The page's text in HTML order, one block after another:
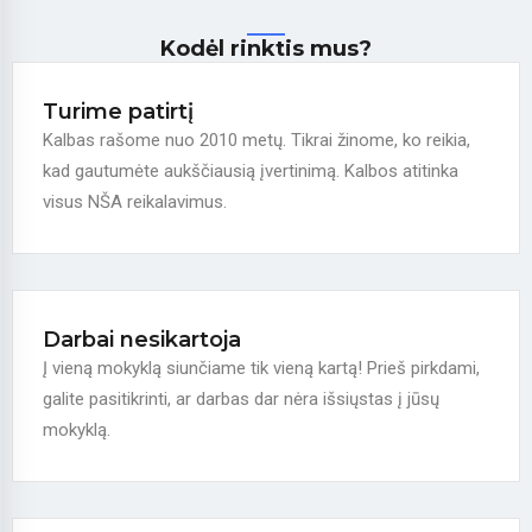
Kodėl rinktis mus?
Turime patirtį
Kalbas rašome nuo 2010 metų. Tikrai žinome, ko reikia,
kad gautumėte aukščiausią įvertinimą. Kalbos atitinka
visus NŠA reikalavimus.
Darbai nesikartoja
Į vieną mokyklą siunčiame tik vieną kartą! Prieš pirkdami,
galite pasitikrinti, ar darbas dar nėra išsiųstas į jūsų
mokyklą.